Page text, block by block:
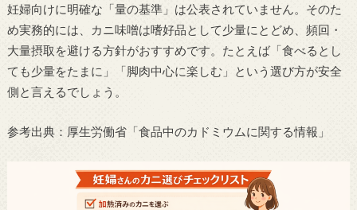
妊婦向けに明確な「量の基準」は公表されていません。そのた
め実務的には、カニ味噌は嗜好品として少量にとどめ、頻回・
大量摂取を避ける方針がおすすめです。たとえば「食べるとし
ても少量をたまに」「脚肉中心に楽しむ」という選び方が安全
側と言えるでしょう。
参考出典：厚生労働省「食品中のカドミウムに関する情報」